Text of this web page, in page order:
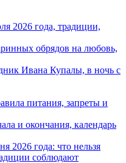
2026 года, традиции,
обрядов на любовь,
Ивана Купалы, в ночь с
питания, запреты и
и окончания, календарь
2026 года: что нельзя
соблюдают